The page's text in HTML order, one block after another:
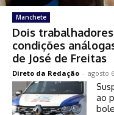
Manchete
Dois
condições
de José de Freitas
Direto da Redação - agosto
ao